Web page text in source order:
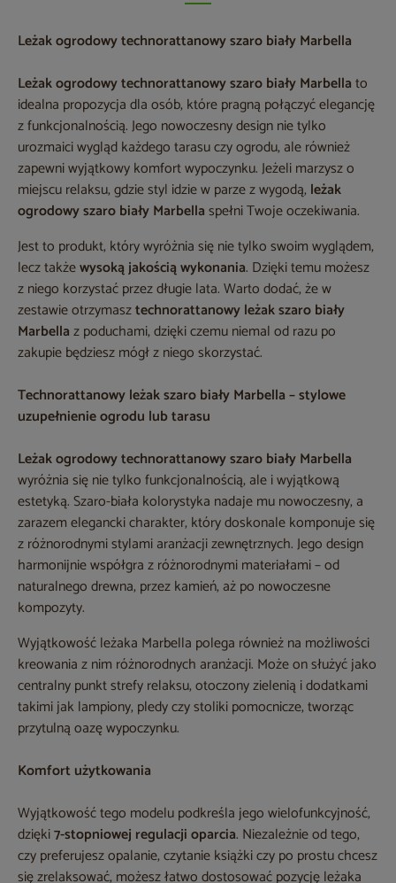
Leżak ogrodowy technorattanowy szaro biały Marbella
Leżak ogrodowy technorattanowy szaro biały Marbellato
idealna propozycja dla osób, które pragną połączyć elegancję
z funkcjonalnością. Jego nowoczesny design nie tylko
urozmaici wygląd każdego tarasu czy ogrodu, ale również
zapewni wyjątkowy komfort wypoczynku. Jeżeli marzysz o
miejscu relaksu, gdzie styl idzie w parze z wygodą, leżak
ogrodowy szaro biały Marbellaspełni Twoje oczekiwania.
Jest to produkt, który wyróżnia się nie tylko swoim wyglądem,
lecz takżewysoką jakością wykonania. Dzięki temu możesz
z niego korzystać przez długie lata. Warto dodać, że w
zestawie otrzymasztechnorattanowy leżak szaro biały
Marbellaz poduchami, dzięki czemu niemal od razu po
zakupie będziesz mógł z niego skorzystać.
Technorattanowy leżak szaro biały Marbella – stylowe
uzupełnienie ogrodu lub tarasu
Leżak ogrodowy technorattanowy szaro biały Marbella
wyróżnia się nie tylko funkcjonalnością, ale i wyjątkową
estetyką. Szaro-biała kolorystyka nadaje mu nowoczesny, a
zarazem elegancki charakter, który doskonale komponuje się
z różnorodnymi stylami aranżacji zewnętrznych. Jego design
harmonijnie współgra z różnorodnymi materiałami – od
naturalnego drewna, przez kamień, aż po nowoczesne
kompozyty.
Wyjątkowość leżaka Marbella polega również na możliwości
kreowania z nim różnorodnych aranżacji. Może on służyć jako
centralny punkt strefy relaksu, otoczony zielenią i dodatkami
takimi jak lampiony, pledy czy stoliki pomocnicze, tworząc
przytulną oazę wypoczynku.
Komfort użytkowania
Wyjątkowość tego modelu podkreśla jego wielofunkcyjność,
dzięki7-stopniowej regulacji oparcia. Niezależnie od tego,
czy preferujesz opalanie, czytanie książki czy po prostu chcesz
się zrelaksować, możesz łatwo dostosować pozycję leżaka